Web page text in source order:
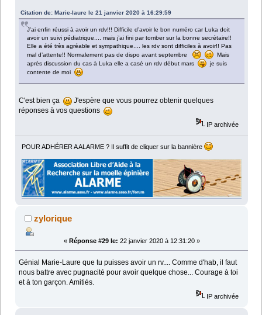
Citation de: Marie-laure le 21 janvier 2020 à 16:29:59
J’ai enfin réussi à avoir un rdv!!! Difficile d’avoir le bon numéro car Luka doit
avoir un suivi pédiatrique.... mais j’ai fini par tomber sur la bonne secrétaire!!
Elle a été très agréable et sympathique.... les rdv sont difficiles à avoir!! Pas
mal d’attente!! Normalement pas de dispo avant septembre
Mais
après discussion du cas à Luka elle a casé un rdv début mars
je suis
contente de moi
C'est bien ça
J'espère que vous pourrez obtenir quelques
réponses à vos questions
IP archivée
POUR ADHÉRER A ALARME ? Il suffit de cliquer sur la bannière
zylorique
« Réponse #29 le: 22 janvier 2020 à 12:31:20 »
Génial Marie-Laure que tu puisses avoir un rv.... Comme d'hab, il faut
nous battre avec pugnacité pour avoir quelque chose... Courage à toi
et à ton garçon. Amitiés.
IP archivée